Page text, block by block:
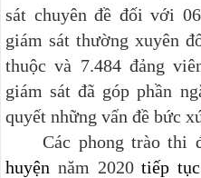
sát chuyên đề đối với
giám sát thường xuyên
thuộc và 7.484 đảng
giám sát đã góp phần
quyết những vấn đề bức
Các phong trào thi
huyện năm 2020tiếp